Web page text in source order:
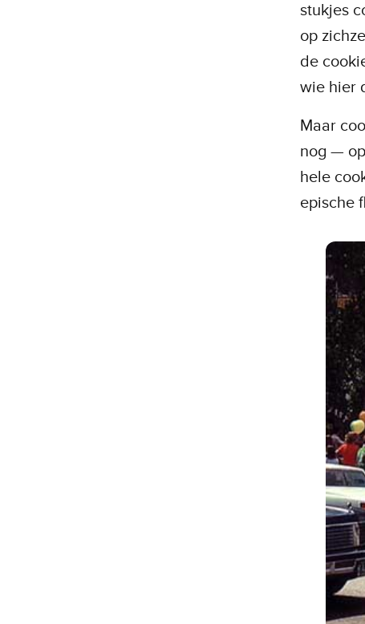
stukjes
op
de
wie hier
Maar
nog —
hele
epische